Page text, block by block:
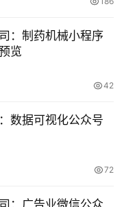
：制药机械小程序
览
42
数据可视化公众号
72